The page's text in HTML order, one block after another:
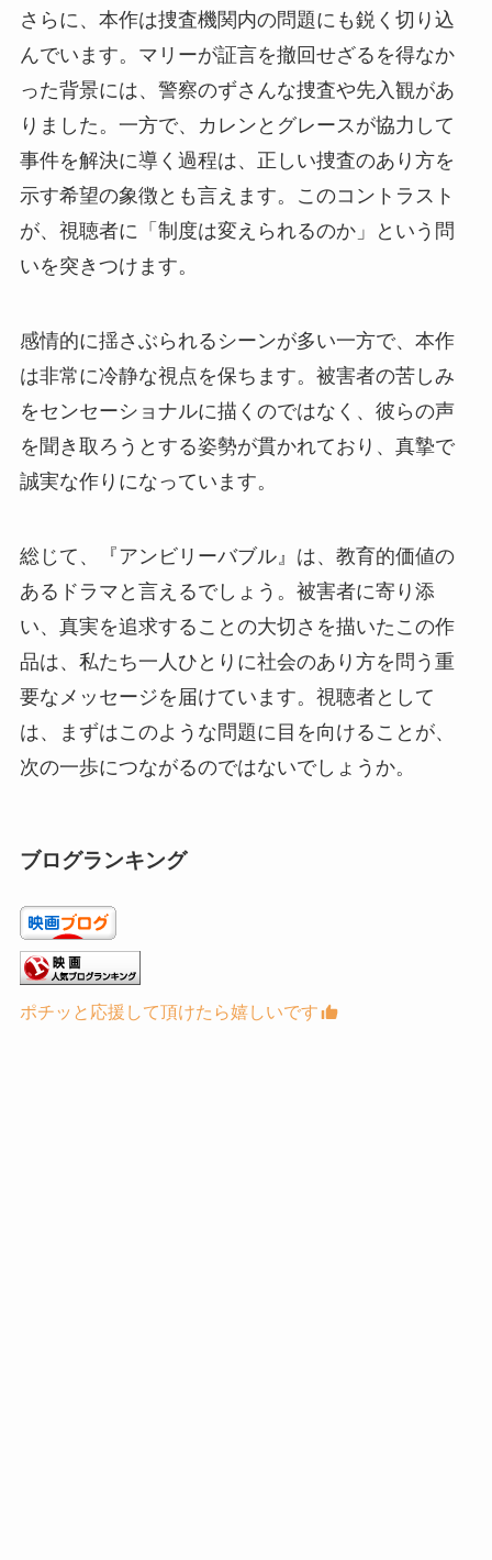
さらに、本作は捜査機関内の問題にも鋭く切り込
んでいます。マリーが証言を撤回せざるを得なか
った背景には、警察のずさんな捜査や先入観があ
りました。一方で、カレンとグレースが協力して
事件を解決に導く過程は、正しい捜査のあり方を
示す希望の象徴とも言えます。このコントラスト
が、視聴者に「制度は変えられるのか」という問
いを突きつけます。
感情的に揺さぶられるシーンが多い一方で、本作
は非常に冷静な視点を保ちます。被害者の苦しみ
をセンセーショナルに描くのではなく、彼らの声
を聞き取ろうとする姿勢が貫かれており、真摯で
誠実な作りになっています。
総じて、『アンビリーバブル』は、教育的価値の
あるドラマと言えるでしょう。被害者に寄り添
い、真実を追求することの大切さを描いたこの作
品は、私たち一人ひとりに社会のあり方を問う重
要なメッセージを届けています。視聴者として
は、まずはこのような問題に目を向けることが、
次の一歩につながるのではないでしょうか。
ブログランキング
ポチッと応援して頂けたら嬉しいです